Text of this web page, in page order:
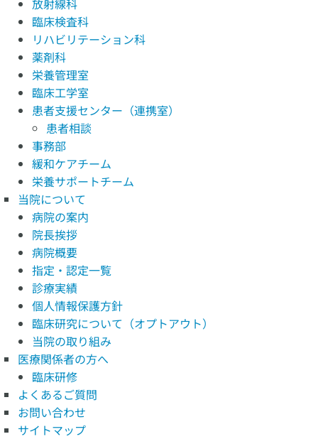
放射線科
臨床検査科
リハビリテーション科
薬剤科
栄養管理室
臨床工学室
患者支援センター（連携室）
患者相談
事務部
緩和ケアチーム
栄養サポートチーム
当院について
病院の案内
院長挨拶
病院概要
指定・認定一覧
診療実績
個人情報保護方針
臨床研究について（オプトアウト）
当院の取り組み
医療関係者の方へ
臨床研修
よくあるご質問
お問い合わせ
サイトマップ